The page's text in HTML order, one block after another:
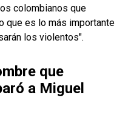
colombianos que
que es lo más importante
los violentos".
que
a Miguel